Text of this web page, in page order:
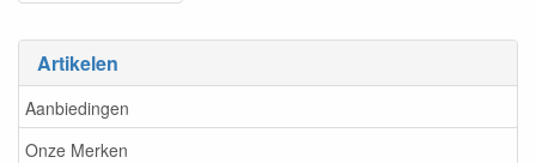
Artikelen
Aanbiedingen
Onze Merken